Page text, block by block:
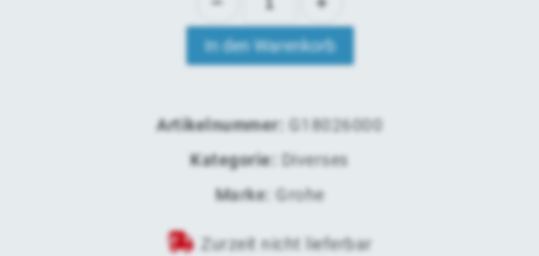
In den Warenkorb
Artikelnummer:
G18026000
Kategorie:
Diverses
Marke:
Grohe
Zurzeit nicht lieferbar